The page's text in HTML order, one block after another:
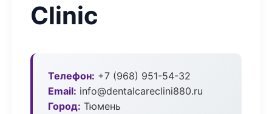
Clinic
Телефон: +7 (968) 951-54-32
Email: info@dentalcareclini880.ru
Город: Тюмень